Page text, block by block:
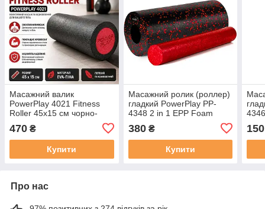
Масажний валик
PowerPlay 4021 Fitness
Roller 45x15 см чорно-
пілатесу розтяжки та
самомасажу
470 ₴
Купити
Масажний ролик (роллер)
гладкий PowerPlay PP-
4348 2 in 1 EPP Foam
(33x14см.)
380₴
Купити
150
Про нас